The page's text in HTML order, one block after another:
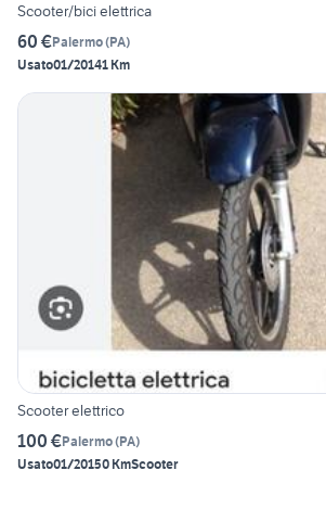
Scooter/bici elettrica
60 €Palermo(PA)
Usato01/20141 Km
Scooter elettrico
100 €Palermo(PA)
Usato01/20150 KmScooter